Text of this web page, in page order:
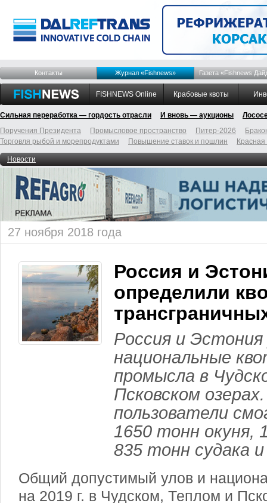
Контакты Журнал «Fishnews» Газета «Fishnews
FISHNEWS Online Крабовые квоты
Сильная переработка — гордость отрасли И вновь — аукционы
Поручения Президента
Промысловое пространство Питер-2026
Торговля рыбой и морепродуктами
Повышение ставок и пошлин
Новости
27 ноября 2018 года
Россия и
определили
Россия и
национальные
промысла в
Псковском
пользователи
1650 тонн окуня,
835 тонн судака
Общий допустимый улов и
на 2019 г. в Чудском, Теплом и